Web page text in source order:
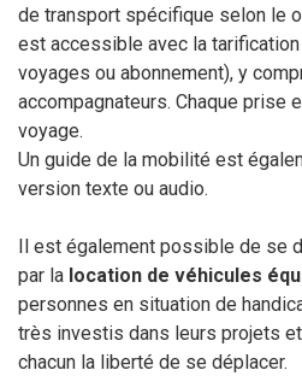
de transport spécifique selon le
est accessible avec la tarification
voyages ou abonnement), y
accompagnateurs. Chaque prise
voyage.
Un guide de la mobilité est
version texte ou audio.
Il est également possible de se
par la location de véhicules
personnes en situation de
très investis dans leurs projets
chacun la liberté de se déplacer.